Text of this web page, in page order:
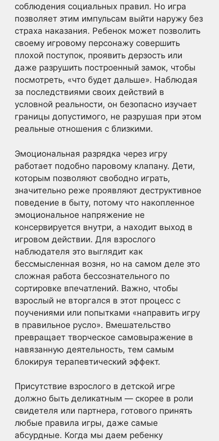
соблюдения социальных правил. Но игра
позволяет этим импульсам выйти наружу без
страха наказания. Ребенок может позволить
своему игровому персонажу совершить
плохой поступок, проявить дерзость или
даже разрушить построенный замок, чтобы
посмотреть, «что будет дальше». Наблюдая
за последствиями своих действий в
условной реальности, он безопасно изучает
границы допустимого, не разрушая при этом
реальные отношения с близкими.
Эмоциональная разрядка через игру
работает подобно паровому клапану. Дети,
которым позволяют свободно играть,
значительно реже проявляют деструктивное
поведение в быту, потому что накопленное
эмоциональное напряжение не
консервируется внутри, а находит выход в
игровом действии. Для взрослого
наблюдателя это выглядит как
бессмысленная возня, но на самом деле это
сложная работа бессознательного по
сортировке впечатлений. Важно, чтобы
взрослый не вторгался в этот процесс с
поучениями или попытками «направить игру
в правильное русло». Вмешательство
превращает творческое самовыражение в
навязанную деятельность, тем самым
блокируя терапевтический эффект.
Присутствие взрослого в детской игре
должно быть деликатным — скорее в роли
свидетеля или партнера, готового принять
любые правила игры, даже самые
абсурдные. Когда мы даем ребенку